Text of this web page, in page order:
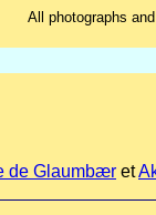
All photographs
de Glaumbær et